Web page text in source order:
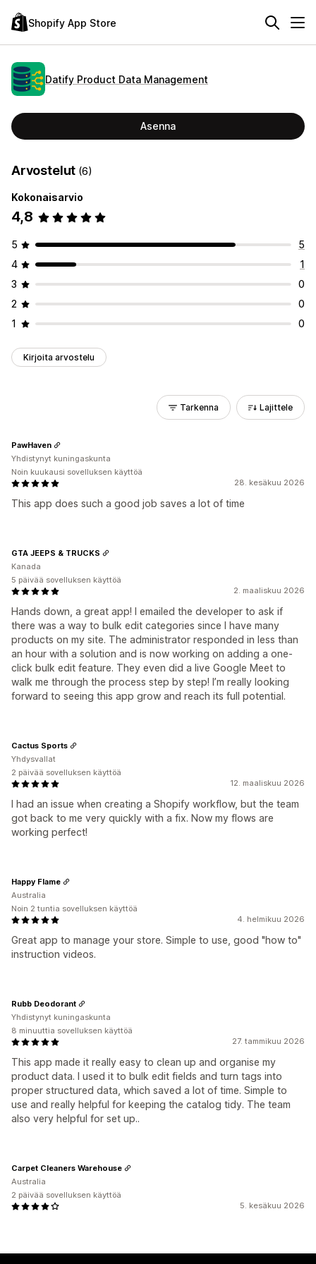
Shopify App Store
Datify Product Data Management
Asenna
Arvostelut (6)
Kokonaisarvio
4,8
5
5
4
1
3
0
2
0
1
0
Kirjoita arvostelu
Tarkenna Lajittele
28. kesäkuu 2026
This app does such a good job saves a lot of time
PawHaven
Yhdistynyt kuningaskunta
Noin kuukausi sovelluksen käyttöä
2. maaliskuu 2026
Hands down, a great app! I emailed the developer to ask if
there was a way to bulk edit categories since I have many
products on my site. The administrator responded in less than
an hour with a solution and is now working on adding a one-
click bulk edit feature. They even did a live Google Meet to
walk me through the process step by step! I’m really looking
forward to seeing this app grow and reach its full potential.
GTA JEEPS & TRUCKS
Kanada
5 päivää sovelluksen käyttöä
12. maaliskuu 2026
I had an issue when creating a Shopify workflow, but the team
got back to me very quickly with a fix. Now my flows are
working perfect!
Cactus Sports
Yhdysvallat
2 päivää sovelluksen käyttöä
4. helmikuu 2026
Great app to manage your store. Simple to use, good "how to"
instruction videos.
Happy Flame
Australia
Noin 2 tuntia sovelluksen käyttöä
27. tammikuu 2026
This app made it really easy to clean up and organise my
product data. I used it to bulk edit fields and turn tags into
proper structured data, which saved a lot of time. Simple to
use and really helpful for keeping the catalog tidy. The team
also very helpful for set up..
Rubb Deodorant
Yhdistynyt kuningaskunta
8 minuuttia sovelluksen käyttöä
5. kesäkuu 2026
Carpet Cleaners Warehouse
Australia
2 päivää sovelluksen käyttöä